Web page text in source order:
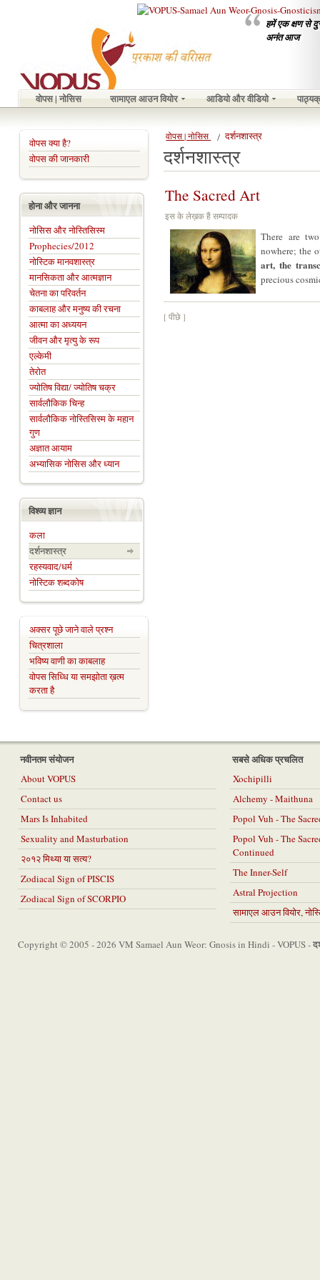
हमें एक क्षण से
अनंत आज
वोपस | नोसिस सामाएल आउन वियोर आडियो और वीडियो
वोपस | नोसिस दर्शनशास्त्र
दर्शनशास्त्र
The Sacred Art
इस के लेख़क हैं सम्पादक
There are
nowhere; the
art, the
precious
[ पीछे ]
वोपस क्या है?
वोपस की जानकारी
होना और जानना
नोसिस और नोस्तिसिस्म
Prophecies/2012
नोस्टिक मानवशास्त्र
मानसिकता और आत्मज्ञान
चेतना का परिवर्तन
काबलाह और मनुष्य की रचना
आत्मा का अध्ययन
जीवन और मृत्यु के रूप
एल्केमी
तेरोत
ज्योतिष विद्या/ ज्योतिष चक्र
सार्वलौकिक चिन्ह
सार्वलौकिक नोस्तिसिस्म के महान
गुण
अज्ञात आयाम
अभ्यासिक नोसिस और ध्यान
विश्व्य ज्ञान
कला
दर्शनशास्त्र
रहस्यवाद/धर्म
नोस्टिक शब्दकोष
अक्सर पूछे जाने वाले प्रश्न
चित्रशाला
भविष्य वाणी का काबलाह
वोपस सिध्धि या समझोता ख़त्म
करता है
नवीनतम संयोजन
About VOPUS
Contact us
Mars Is Inhabited
Sexuality and Masturbation
२०१२ मिथ्या या सत्य?
Zodiacal Sign of PISCIS
Zodiacal Sign of SCORPIO
सबसे अधिक प्रचलित
Xochipilli
Alchemy - Maithuna
Popol Vuh - The
Popol Vuh - The
Continued
The Inner-Self
Astral Projection
सामाएल आउन वियोर,
Copyright © 2005 - 2026 VM Samael Aun Weor: Gnosis in Hindi - VOPUS -